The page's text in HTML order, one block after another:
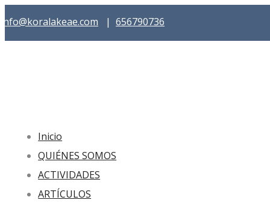
info@koralakeae.com | 656790736
Inicio
QUIÉNES SOMOS
ACTIVIDADES
ARTÍCULOS